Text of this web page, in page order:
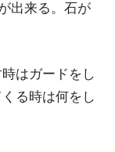
出来る。石が
はガードをし
る時は何をし